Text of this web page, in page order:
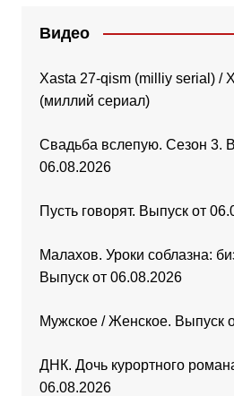
Видео
Xasta 27-qism (milliy serial) /
(миллий сериал)
Свадьба вслепую. Сезон 3.
06.08.2026
Пусть говорят. Выпуск от
Малахов. Уроки соблазна:
Выпуск от 06.08.2026
Мужское / Женское. Выпуск
ДНК. Дочь курортного
06.08.2026